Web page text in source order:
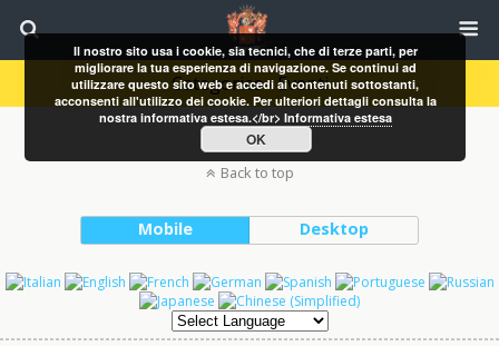
Categories ›Eventi
Back to top
Mobile Desktop
Il nostro sito usa i cookie, sia tecnici, che di terze parti, per
migliorare la tua esperienza di navigazione. Se continui ad
utilizzare questo sito web e accedi ai contenuti sottostanti,
acconsenti all'utilizzo dei cookie. Per ulteriori dettagli consulta la
nostra informativa estesa.</br> Informativa estesa
OK